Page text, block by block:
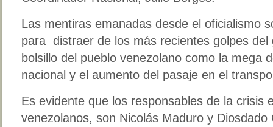
Las mentiras emanadas desde el oficialismo
para distraer de los más recientes golpes del
bolsillo del pueblo venezolano como la mega
nacional y el aumento del pasaje en el
Es evidente que los responsables de la crisis
venezolanos, son Nicolás Maduro y Diosdado